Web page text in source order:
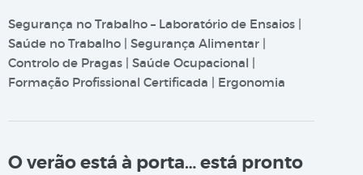
Segurança no Trabalho – Laboratório de Ensaios |
Saúde no Trabalho | Segurança Alimentar |
Controlo de Pragas | Saúde Ocupacional |
Formação Profissional Certificada | Ergonomia
O verão está à porta… está pronto